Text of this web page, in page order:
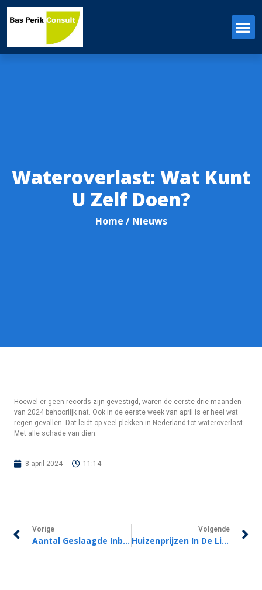
Wateroverlast: Wat Kunt
U Zelf Doen?
Home / Nieuws
Hoewel er geen records zijn gevestigd, waren de eerste drie maanden
van 2024 behoorlijk nat. Ook in de eerste week van april is er heel wat
regen gevallen. Dat leidt op veel plekken in Nederland tot wateroverlast.
Met alle schade van dien.
8 april 2024 11:14
Vorige
Aantal Geslaagde Inbraken Blijft Stijgen
Volgende
Huizenprijzen In De Lift, Toch Kansen Voor Starters